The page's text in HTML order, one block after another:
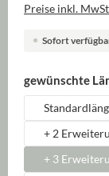
Preise inkl.
Sofort
gewünschte
+ 2
+ 3